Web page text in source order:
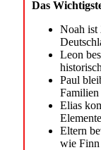
Das
Noah ist
Leon
Paul
Familien
Elias
Eltern
wie